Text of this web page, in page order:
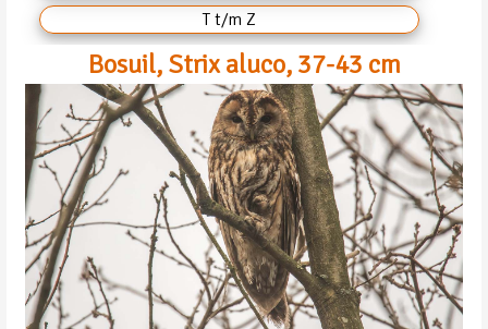
T t/m Z
Bosuil, Strix aluco, 37-43 cm